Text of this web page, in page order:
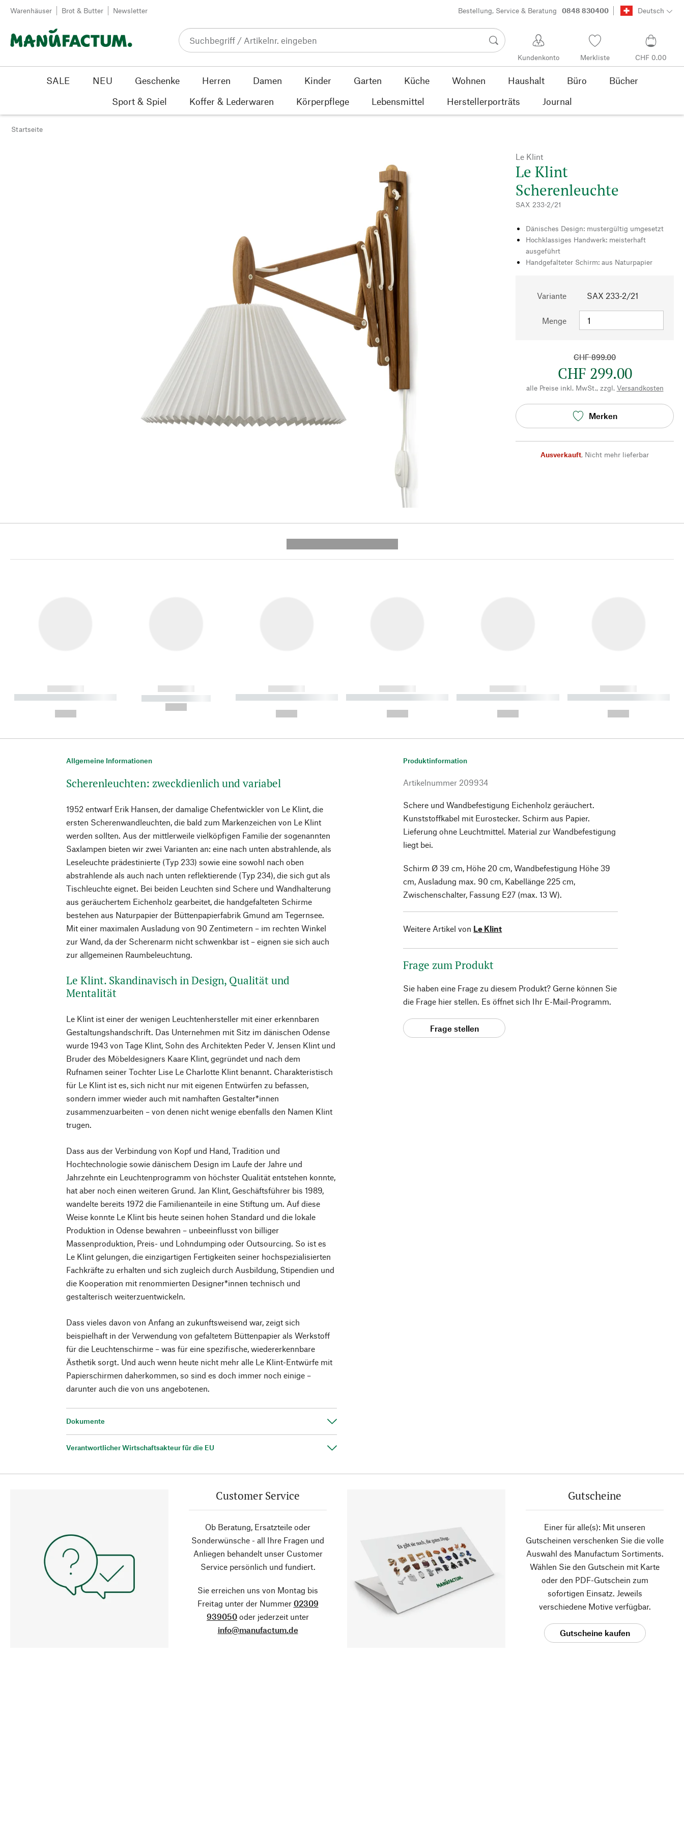
Zum Inhalt springen
Warenhäuser Brot & Butter Newsletter Bestellung, Service & Beratung 0848 830400 Deutsch
Kundenkonto Merkliste CHF 0.00
SALE NEU Geschenke Herren Damen Kinder Garten Küche Wohnen Haushalt Büro
Bücher
Sport & Spiel
Koffer & Lederwaren Körperpflege Lebensmittel Herstellerporträts Journal
Startseite
Le Klint
Le Klint
Scherenleuchte
SAX 233-2/21
Dänisches Design: mustergültig umgesetzt
Hochklassiges Handwerk: meisterhaft
ausgeführt
Handgefalteter Schirm: aus Naturpapier
Variante SAX 233-2/21
Menge
CHF 899.00
CHF 299.00
alle Preise inkl. MwSt., zzgl. Versandkosten
Merken
Ausverkauft, Nicht mehr lieferbar
------------
----------- ----------- ----------
------------
----------- -----------
------------
----------- ----------- ----------
------------
----------- ----------- ----------
------------
----------- ----------- ----------
------------
----------- ----------- ----------
Allgemeine Informationen
Scherenleuchten: zweckdienlich und variabel
1952 entwarf Erik Hansen, der damalige Chefentwickler von Le Klint, die
ersten Scherenwandleuchten, die bald zum Markenzeichen von Le Klint
werden sollten. ​Aus der mittlerweile vielköpfigen Familie der sogenannten
Saxlampen bieten wir zwei Varianten an: eine nach unten abstrahlende, als
Leseleuchte prädestinierte (Typ 233) sowie eine sowohl nach oben
abstrahlende als auch nach unten reflektierende (Typ 234), die sich gut als
Tischleuchte eignet. ​Bei beiden Leuchten sind Schere und Wandhalterung
aus geräuchertem Eichenholz gearbeitet, die handgefalteten Schirme
bestehen aus Naturpapier der Büttenpapierfabrik Gmund am Tegernsee.
Mit einer maximalen Ausladung von 90 Zentimetern – im rechten Winkel
zur Wand, da der Scherenarm nicht schwenkbar ist – eignen sie sich auch
zur allgemeinen Raumbeleuchtung.
Le Klint. Skandinavisch in Design, Qualität und
Mentalität
Le Klint ist einer der wenigen Leuchtenhersteller mit einer erkennbaren
Gestaltungshandschrift. Das Unternehmen mit Sitz im dänischen Odense
wurde 1943 von Tage Klint, Sohn des Architekten Peder V. Jensen Klint und
Bruder des Möbeldesigners Kaare Klint, gegründet und nach dem
Rufnamen seiner Tochter Lise Le Charlotte Klint benannt. Charakteristisch
für Le Klint ist es, sich nicht nur mit eigenen Entwürfen zu befassen,
sondern immer wieder auch mit namhaften Gestalter*innen
zusammenzuarbeiten – von denen nicht wenige ebenfalls den Namen Klint
trugen.
Dass aus der Verbindung von Kopf und Hand, Tradition und
Hochtechnologie sowie dänischem Design im Laufe der Jahre und
Jahrzehnte ein Leuchtenprogramm von höchster Qualität entstehen konnte,
hat aber noch einen weiteren Grund. Jan Klint, Geschäftsführer bis 1989,
wandelte bereits 1972 die Familienanteile in eine Stiftung um. Auf diese
Weise konnte Le Klint bis heute seinen hohen Standard und die lokale
Produktion in Odense bewahren – unbeeinflusst von billiger
Massenproduktion, Preis- und Lohndumping oder Outsourcing. So ist es
Le Klint gelungen, die einzigartigen Fertigkeiten seiner hochspezialisierten
Fachkräfte zu erhalten und sich zugleich durch Ausbildung, Stipendien und
die Kooperation mit renommierten Designer*innen technisch und
gestalterisch weiterzuentwickeln.
Dass vieles davon von Anfang an zukunftsweisend war, zeigt sich
beispielhaft in der Verwendung von gefaltetem Büttenpapier als Werkstoff
für die Leuchtenschirme – was für eine spezifische, wiedererkennbare
Ästhetik sorgt. Und auch wenn heute nicht mehr alle Le Klint-Entwürfe mit
Papierschirmen daherkommen, so sind es doch immer noch einige –
darunter auch die von uns angebotenen.
Dokumente
Verantwortlicher Wirtschaftsakteur für die EU
Produktinformation
Artikelnummer 209934
Schere und Wandbefestigung Eichenholz geräuchert.
Kunststoffkabel mit Eurostecker. Schirm aus Papier.
Lieferung ohne Leuchtmittel. Material zur Wandbefestigung
liegt bei.
Schirm Ø 39 cm, Höhe 20 cm, Wandbefestigung Höhe 39
cm, Ausladung max. 90 cm, Kabellänge 225 cm,
Zwischenschalter, Fassung E27 (max. 13 W).
Weitere Artikel von Le Klint
Frage zum Produkt
Sie haben eine Frage zu diesem Produkt? Gerne können Sie
die Frage hier stellen. Es öffnet sich Ihr E-Mail-Programm.
Frage stellen
Customer Service
Ob Beratung, Ersatzteile oder
Sonderwünsche - all Ihre Fragen und
Anliegen behandelt unser Customer
Service persönlich und fundiert.
Sie erreichen uns von Montag bis
Freitag unter der Nummer 02309
939050 oder jederzeit unter
info@manufactum.de
Gutscheine
Einer für alle(s): Mit unseren
Gutscheinen verschenken Sie die volle
Auswahl des Manufactum Sortiments.
Wählen Sie den Gutschein mit Karte
oder den PDF-Gutschein zum
sofortigen Einsatz. Jeweils
verschiedene Motive verfügbar.
Gutscheine kaufen